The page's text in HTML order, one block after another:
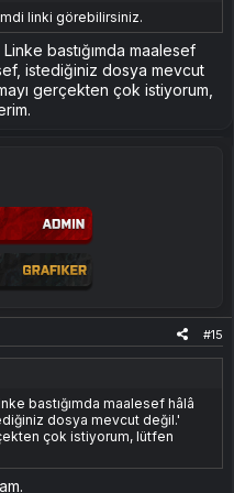
Hikâyeyi rahat bir şekilde
ama biraz daha
bazı görevler ekranda
kısıtlıdır. Ayrıca,
Desteği
hem de RPCS3
sorunsuz bir şekilde
için detaylı adımları
YAMA- COOKEDPS3
/ USRDIR / SHGAME /
linki görebilirsiniz.
bastığımda maalesef
istediğiniz dosya mevcut
gerçekten çok istiyorum,
#15
bastığımda maalesef hâlâ
dosya mevcut değil.'
çok istiyorum, lütfen